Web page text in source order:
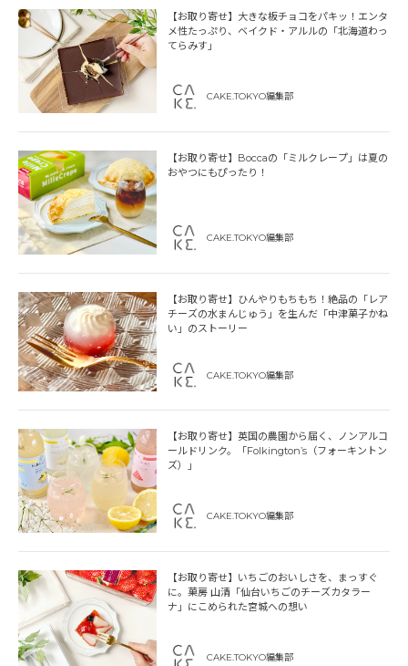
【お取り寄せ】大きな板チョコをパキッ！エンタ
メ性たっぷり、ベイクド・アルルの「北海道わっ
てらみす」
CAKE.TOKYO編集部
【お取り寄せ】Boccaの「ミルクレープ」は夏の
おやつにもぴったり！
CAKE.TOKYO編集部
【お取り寄せ】ひんやりもちもち！絶品の「レア
チーズの水まんじゅう」を生んだ「中津菓子かね
い」のストーリー
CAKE.TOKYO編集部
【お取り寄せ】英国の農園から届く、ノンアルコ
ールドリンク。「Folkington’s（フォーキントン
ズ）」
CAKE.TOKYO編集部
【お取り寄せ】いちごのおいしさを、まっすぐ
に。菓房 山清「仙台いちごのチーズカタラー
ナ」にこめられた宮城への想い
CAKE.TOKYO編集部